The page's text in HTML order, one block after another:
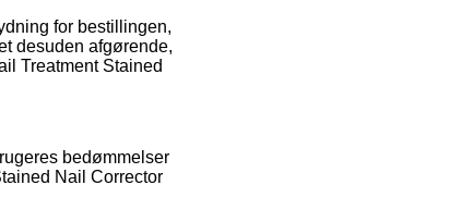
for bestillingen,
desuden afgørende,
Treatment Stained
bedømmelser
Nail Corrector